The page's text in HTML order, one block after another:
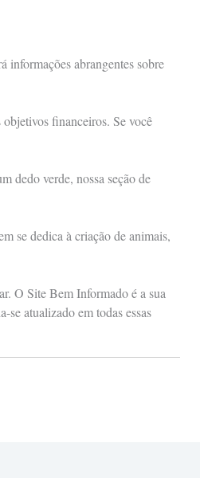
informações abrangentes sobre
objetivos financeiros. Se você
dedo verde, nossa seção de
se dedica à criação de animais,
O Site Bem Informado é a sua
se atualizado em todas essas